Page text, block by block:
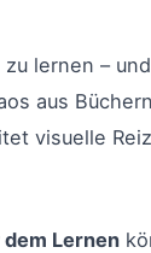
lernen –
aus
visuelle
Lernen